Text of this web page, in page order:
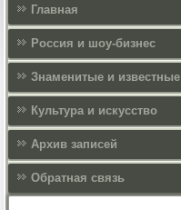
Главная
Россия и шоу-бизнес
Знаменитые и известные
Культура и искусcтво
Архив записей
Обратная связь